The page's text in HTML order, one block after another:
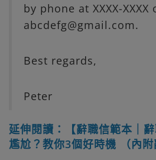
by phone at XXXX-
abcdefg@gmail.com.
Best regards,
Peter
延伸閱讀：【辭職信範本｜
尷尬？教你3個好時機 （內附